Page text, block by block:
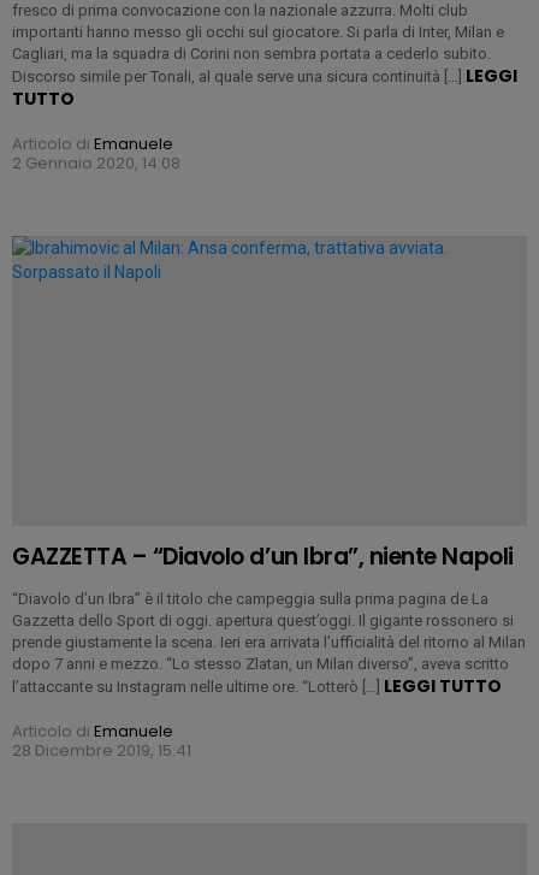
fresco di prima convocazione con la nazionale azzurra. Molti club
importanti hanno messo gli occhi sul giocatore. Si parla di Inter, Milan e
Cagliari, ma la squadra di Corini non sembra portata a cederlo subito.
Discorso simile per Tonali, al quale serve una sicura continuità […] LEGGI
TUTTO
Articolo di Emanuele
2 Gennaio 2020, 14:08
GAZZETTA – “Diavolo d’un Ibra”, niente Napoli
“Diavolo d’un Ibra” è il titolo che campeggia sulla prima pagina de La
Gazzetta dello Sport di oggi. apertura quest’oggi. Il gigante rossonero si
prende giustamente la scena. Ieri era arrivata l’ufficialità del ritorno al Milan
dopo 7 anni e mezzo. “Lo stesso Zlatan, un Milan diverso”, aveva scritto
l’attaccante su Instagram nelle ultime ore. “Lotterò […] LEGGI TUTTO
Articolo di Emanuele
28 Dicembre 2019, 15:41